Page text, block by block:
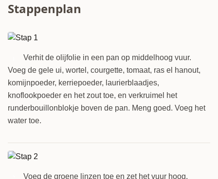
Stappenplan
Verhit de olijfolie in een pan op middelhoog vuur.
Voeg de gele ui, wortel, courgette, tomaat, ras el hanout,
komijnpoeder, kerriepoeder, laurierblaadjes,
knoflookpoeder en het zout toe, en verkruimel het
runderbouillonblokje boven de pan. Meng goed. Voeg het
water toe.
Voeg de groene linzen toe en zet het vuur hoog.